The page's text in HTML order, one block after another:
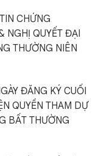
CHỨNG
NGHỊ QUYẾT ĐẠI
THƯỜNG NIÊN
ĐĂNG KÝ CUỐI
QUYỀN THAM DỰ
BẤT THƯỜNG